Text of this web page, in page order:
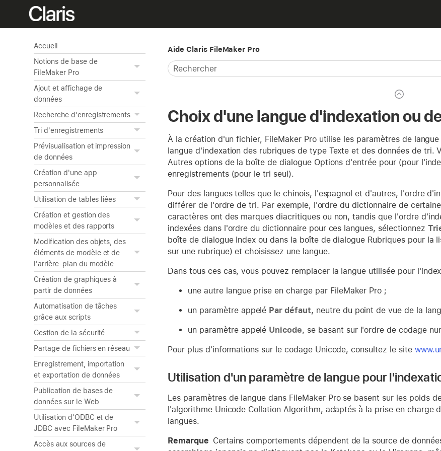
Accueil
Notions de base de
FileMaker Pro
Ajout et affichage de
données
Recherche d'enregistrements
Tri d'enregistrements
Prévisualisation et impression
de données
Création d'une app
personnalisée
Utilisation de tables liées
Création et gestion des
modèles et des rapports
Modification des objets, des
éléments de modèle et de
l'arrière-plan du modèle
Création de graphiques à
partir de données
Automatisation de tâches
grâce aux scripts
Gestion de la sécurité
Partage de fichiers en réseau
Enregistrement, importation
et exportation de données
Publication de bases de
données sur le Web
Utilisation d'ODBC et de
JDBC avec FileMaker Pro
Accès aux sources de
Aide Claris FileMaker Pro
Choix d'une langue d'indexation ou
À la création d'un fichier, FileMaker Pro utilise les paramètres de
langue d'indexation des rubriques de type Texte et des données de tri.
Autres options de la boîte de dialogue Options d'entrée pour (pour
enregistrements (pour le tri seul).
Pour des langues telles que le chinois, l'espagnol et d'autres, l'ordre
différer de l'ordre de tri. Par exemple, l'ordre du dictionnaire de
caractères ont des marques diacritiques ou non, tandis que l'ordre
indexées dans l'ordre du dictionnaire pour ces langues, sélectionnez
boîte de dialogue Index ou dans la boîte de dialogue Rubriques pour la
sur une rubrique) et choisissez une langue.
Dans tous ces cas, vous pouvez remplacer la langue utilisée pour
une autre langue prise en charge par FileMaker Pro ;
un paramètre appelé Par défaut, neutre du point de vue de la
un paramètre appelé Unicode, se basant sur l'ordre de codage
Pour plus d'informations sur le codage Unicode, consultez le site
Utilisation d'un paramètre de langue pour
Les paramètres de langue dans FileMaker Pro se basent sur les poids
l'algorithme Unicode Collation Algorithm, adaptés à la prise en charge
langues.
Remarque Certains comportements dépendent de la source de